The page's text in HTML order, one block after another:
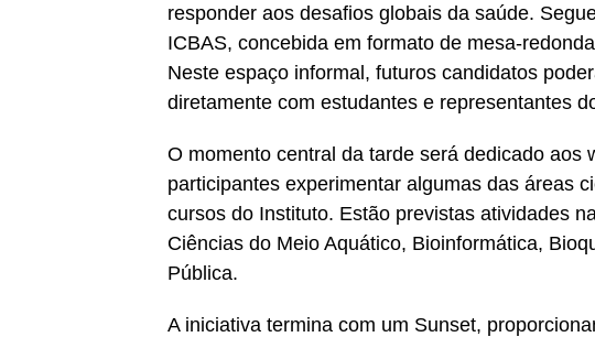
responder aos desafios globais da saúde.
ICBAS, concebida em formato de mesa-
Neste espaço informal, futuros candidatos
diretamente com estudantes e representantes
O momento central da tarde será dedicado aos
participantes experimentar algumas das áreas
cursos do Instituto. Estão previstas atividades
Ciências do Meio Aquático, Bioinformática,
Pública.
A iniciativa termina com um Sunset,